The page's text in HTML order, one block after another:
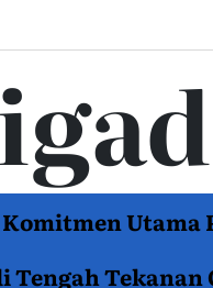
Utama
Tengah Tekanan